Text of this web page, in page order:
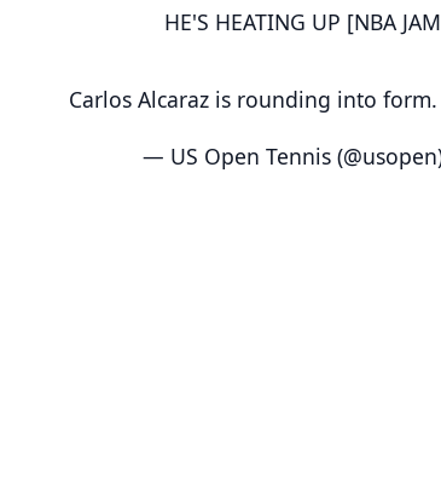
HE'S HEATING UP [NBA
Carlos Alcaraz is rounding into form.
— US Open Tennis